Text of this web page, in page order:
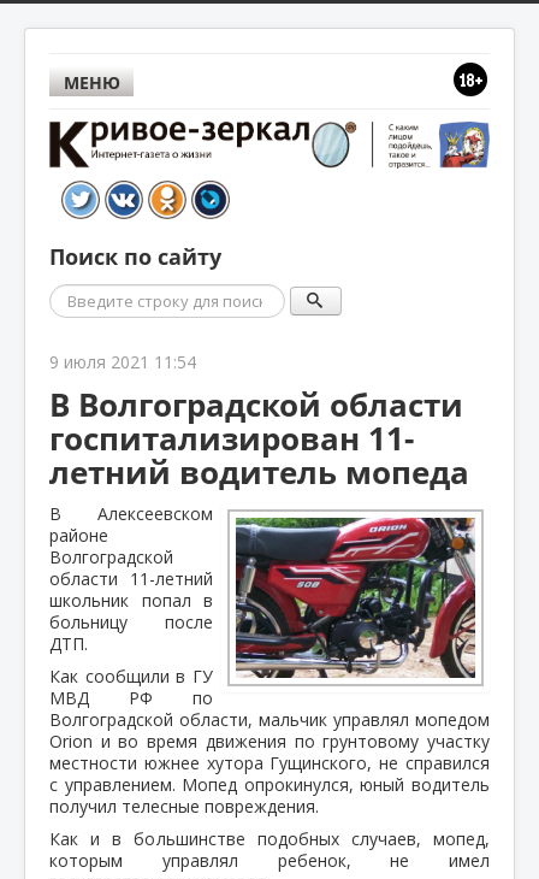
МЕНЮ
Поиск по сайту
Поиск
9 июля 2021 11:54
В Волгоградской области
госпитализирован 11-
летний водитель мопеда
В Алексеевском
районе
Волгоградской
области 11-летний
школьник попал в
больницу после
ДТП.
Как сообщили в ГУ
МВД РФ по
Волгоградской области, мальчик управлял мопедом
Orion и во время движения по грунтовому участку
местности южнее хутора Гущинского, не справился
с управлением. Мопед опрокинулся, юный водитель
получил телесные повреждения.
Как и в большинстве подобных случаев, мопед,
которым управлял ребенок, не имел